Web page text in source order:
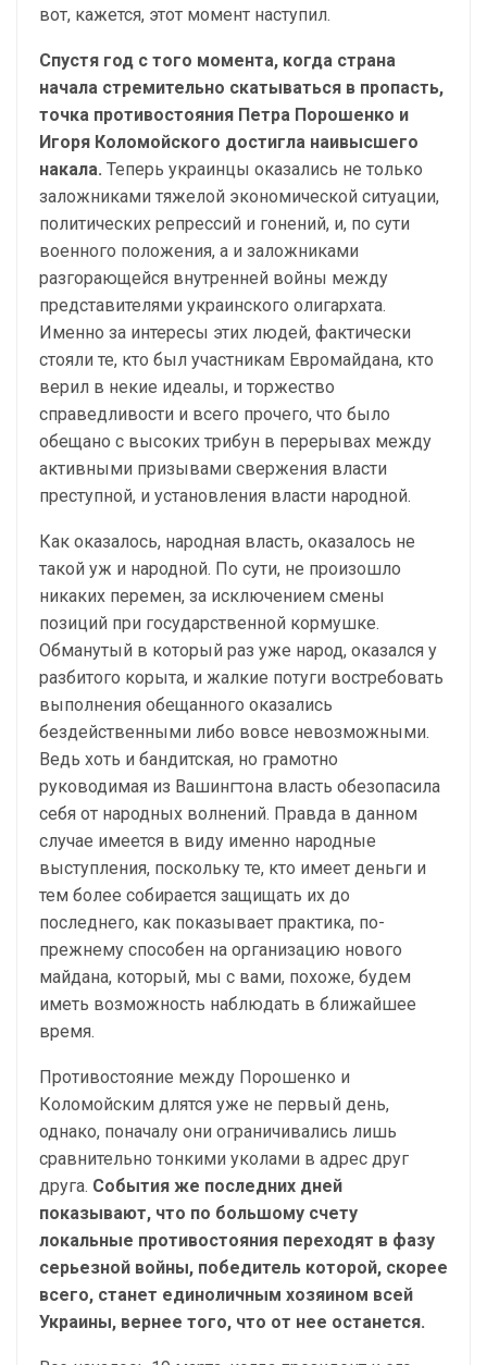
вот, кажется, этот момент наступил.
Спустя год с того момента, когда страна
начала стремительно скатываться в пропасть,
точка противостояния Петра Порошенко и
Игоря Коломойского достигла наивысшего
накала. Теперь украинцы оказались не только
заложниками тяжелой экономической ситуации,
политических репрессий и гонений, и, по сути
военного положения, а и заложниками
разгорающейся внутренней войны между
представителями украинского олигархата.
Именно за интересы этих людей, фактически
стояли те, кто был участникам Евромайдана, кто
верил в некие идеалы, и торжество
справедливости и всего прочего, что было
обещано с высоких трибун в перерывах между
активными призывами свержения власти
преступной, и установления власти народной.
Как оказалось, народная власть, оказалось не
такой уж и народной. По сути, не произошло
никаких перемен, за исключением смены
позиций при государственной кормушке.
Обманутый в который раз уже народ, оказался у
разбитого корыта, и жалкие потуги востребовать
выполнения обещанного оказались
бездейственными либо вовсе невозможными.
Ведь хоть и бандитская, но грамотно
руководимая из Вашингтона власть обезопасила
себя от народных волнений. Правда в данном
случае имеется в виду именно народные
выступления, поскольку те, кто имеет деньги и
тем более собирается защищать их до
последнего, как показывает практика, по-
прежнему способен на организацию нового
майдана, который, мы с вами, похоже, будем
иметь возможность наблюдать в ближайшее
время.
Противостояние между Порошенко и
Коломойским длятся уже не первый день,
однако, поначалу они ограничивались лишь
сравнительно тонкими уколами в адрес друг
друга. События же последних дней
показывают, что по большому счету
локальные противостояния переходят в фазу
серьезной войны, победитель которой, скорее
всего, станет единоличным хозяином всей
Украины, вернее того, что от нее останется.